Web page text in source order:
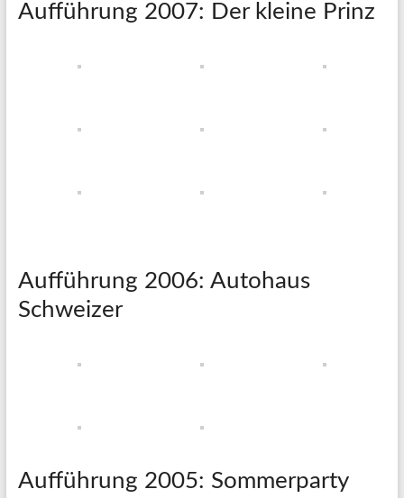
Aufführung 2007: Der kleine Prinz
Aufführung 2006: Autohaus
Schweizer
Aufführung 2005: Sommerparty